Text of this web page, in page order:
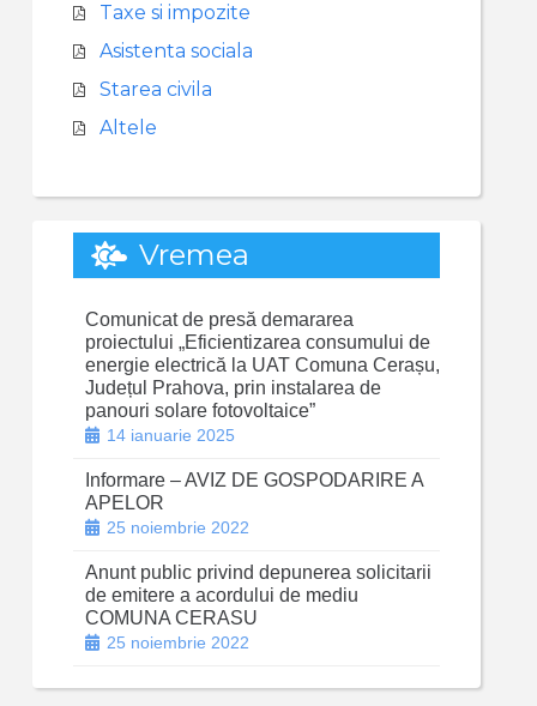
Taxe si impozite
Asistenta sociala
Starea civila
Altele
Vremea
Comunicat de presă demararea
proiectului „Eficientizarea consumului de
energie electrică la UAT Comuna Cerașu,
Județul Prahova, prin instalarea de
panouri solare fotovoltaice”
14 ianuarie 2025
Informare – AVIZ DE GOSPODARIRE A
APELOR
25 noiembrie 2022
Anunt public privind depunerea solicitarii
de emitere a acordului de mediu
COMUNA CERASU
25 noiembrie 2022